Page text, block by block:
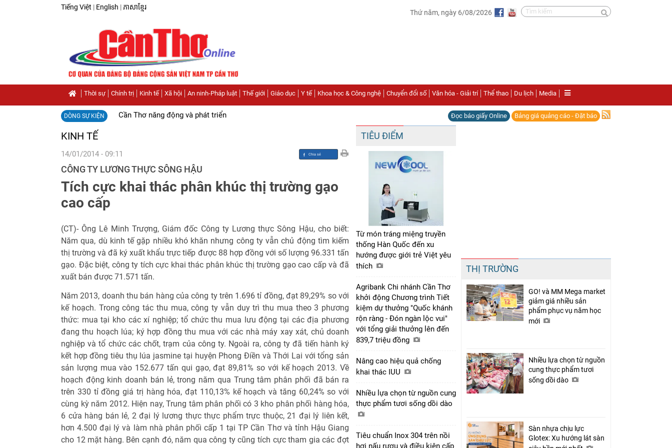
Tiếng Việt | English | ភាសាខ្មែរ
Thứ năm, ngày 6/08/2026
Thời sự Chính trị Kinh tế Xã hội An ninh-Pháp luật Thế giới Giáo dục Y tế Khoa học & Công nghệ Chuyển đổi số Văn hóa - Giải trí Thể thao Du lịch Media
DÒNG SỰ KIỆN Cần Thơ năng động và phát triển Đọc báo giấy Online Bảng giá quảng cáo - Đặt báo
KINH TẾ
14/01/2014 - 09:11
Chia sẻ
Facebook
CÔNG TY LƯƠNG THỰC SÔNG HẬU
Tích cực khai thác phân khúc thị trường gạo
cao cấp
(CT)- Ông Lê Minh Trượng, Giám đốc Công ty Lương thực Sông Hậu, cho biết:
Năm qua, dù kinh tế gặp nhiều khó khăn nhưng công ty vẫn chủ động tìm kiếm
thị trường và đã ký xuất khẩu trực tiếp được 88 hợp đồng với số lượng 96.331 tấn
gạo. Đặc biệt, công ty tích cực khai thác phân khúc thị trường gạo cao cấp và đã
xuất bán được 71.571 tấn.
Năm 2013, doanh thu bán hàng của công ty trên 1.696 tỉ đồng, đạt 89,29% so với
kế hoạch. Trong công tác thu mua, công ty vẫn duy trì thu mua theo 3 phương
thức: mua tại kho các xí nghiệp; tổ chức thu mua lưu động tại các địa phương
đang thu hoạch lúa; ký hợp đồng thu mua với các nhà máy xay xát, chủ doanh
nghiệp và tổ chức các chốt, trạm của công ty. Ngoài ra, công ty đã tiến hành ký
kết hợp đồng tiêu thụ lúa jasmine tại huyện Phong Điền và Thới Lai với tổng sản
sản lượng mua vào 152.677 tấn qui gạo, đạt 89,81% so với kế hoạch 2013. Về
hoạch động kinh doanh bán lẻ, trong năm qua Trung tâm phân phối đã bán ra
trên 330 tỉ đồng giá trị hàng hóa, đạt 110,13% kế hoạch và tăng 60,24% so với
cùng kỳ năm 2012. Hiện nay, Trung tâm phân phối có 3 kho phân phối hàng hóa,
6 cửa hàng bán lẻ, 2 đại lý lương thực thực phẩm trực thuộc, 21 đại lý liên kết,
hơn 4.500 đại lý và làm nhà phân phối cấp 1 tại TP Cần Thơ và tỉnh Hậu Giang
cho 12 mặt hàng. Bên cạnh đó, năm qua công ty cũng tích cực tham gia các đợt
TIÊU ĐIỂM
Từ món tráng miệng truyền
thống Hàn Quốc đến xu
hướng được giới trẻ Việt yêu
thích
Agribank Chi nhánh Cần Thơ
khởi động Chương trình Tiết
kiệm dự thưởng "Quốc khánh
rộn ràng - Đón ngàn lộc vui"
với tổng giải thưởng lên đến
839,7 triệu đồng
Nâng cao hiệu quả chống
khai thác IUU
Nhiều lựa chọn từ nguồn cung
thực phẩm tươi sống dồi dào
Tiêu chuẩn Inox 304 trên nồi
hơi nấu rượu và điều kiện cấp
THỊ TRƯỜNG
GO! và MM Mega market
giảm giá nhiều sản
phẩm phục vụ năm học
mới
Nhiều lựa chọn từ nguồn
cung thực phẩm tươi
sống dồi dào
Sàn nhựa chịu lực
Glotex: Xu hướng lát sàn